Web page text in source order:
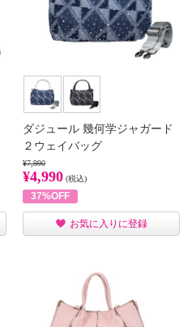
ダジュール 幾何学ジャガード
２ウェイバッグ
¥7,990
¥4,990 (税込)
37%OFF
お気に入りに登録